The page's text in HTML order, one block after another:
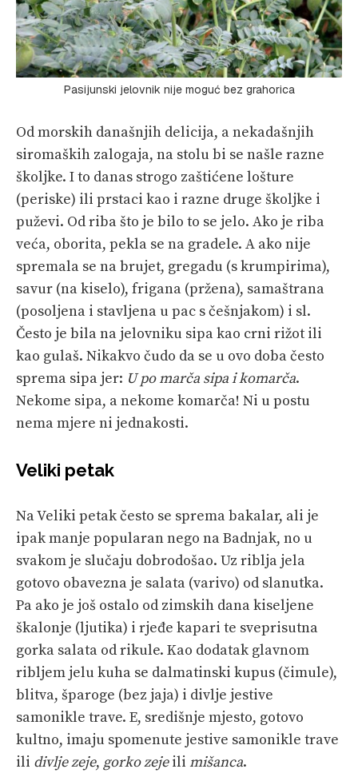
Pasijunski jelovnik nije moguć bez grahorica
Od morskih današnjih delicija, a nekadašnjih
siromaških zalogaja, na stolu bi se našle razne
školjke. I to danas strogo zaštićene lošture
(periske) ili prstaci kao i razne druge školjke i
puževi. Od riba što je bilo to se jelo. Ako je riba
veća, oborita, pekla se na gradele. A ako nije
spremala se na brujet, gregadu (s krumpirima),
savur (na kiselo), frigana (pržena), samaštrana
(posoljena i stavljena u pac s češnjakom) i sl.
Često je bila na jelovniku sipa kao crni rižot ili
kao gulaš. Nikakvo čudo da se u ovo doba često
sprema sipa jer: U po marča sipa i komarča.
Nekome sipa, a nekome komarča! Ni u postu
nema mjere ni jednakosti.
Veliki petak
Na Veliki petak često se sprema bakalar, ali je
ipak manje popularan nego na Badnjak, no u
svakom je slučaju dobrodošao. Uz riblja jela
gotovo obavezna je salata (varivo) od slanutka.
Pa ako je još ostalo od zimskih dana kiseljene
škalonje (ljutika) i rjeđe kapari te sveprisutna
gorka salata od rikule. Kao dodatak glavnom
ribljem jelu kuha se dalmatinski kupus (čimule),
blitva, šparoge (bez jaja) i divlje jestive
samonikle trave. E, središnje mjesto, gotovo
kultno, imaju spomenute jestive samonikle trave
ili divlje zeje, gorko zejeili mišanca.